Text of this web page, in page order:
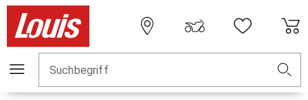
Suchbegriff